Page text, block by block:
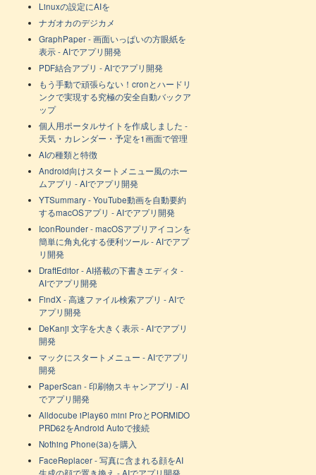
Linuxの設定にAIを
ナガオカのデジカメ
GraphPaper - 画面いっぱいの方眼紙を
表示 - AIでアプリ開発
PDF結合アプリ - AIでアプリ開発
もう手動で頑張らない！cronとハードリ
ンクで実現する究極の安全自動バックア
ップ
個人用ポータルサイトを作成しました -
天気・カレンダー・予定を1画面で管理
AIの種類と特徴
Android向けスタートメニュー風のホー
ムアプリ - AIでアプリ開発
YTSummary - YouTube動画を自動要約
するmacOSアプリ - AIでアプリ開発
IconRounder - macOSアプリアイコンを
簡単に角丸化する便利ツール - AIでアプ
リ開発
DraftEditor - AI搭載の下書きエディタ -
AIでアプリ開発
FindX - 高速ファイル検索アプリ - AIで
アプリ開発
DeKanji 文字を大きく表示 - AIでアプリ
開発
マックにスタートメニュー - AIでアプリ
開発
PaperScan - 印刷物スキャンアプリ - AI
でアプリ開発
Alldocube iPlay60 mini ProとPORMIDO
PRD62をAndroid Autoで接続
Nothing Phone(3a)を購入
FaceReplacer - 写真に含まれる顔をAI